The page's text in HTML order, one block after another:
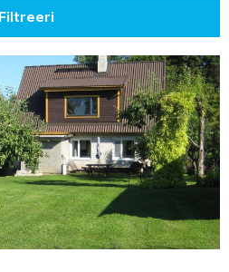
Filtreeri